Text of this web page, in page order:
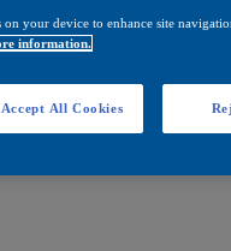
your device to enhance site
information.
Accept All Cookies